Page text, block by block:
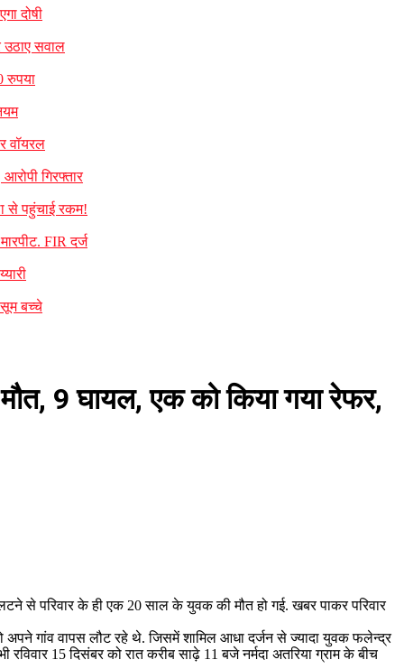
दोषी
उठाए सवाल
रुपया
वॉयरल
गिरफ्तार
से पहुंचाई रकम!
FIR दर्ज
बच्चे
9 घायल, एक को किया गया रेफर,
से परिवार के ही एक 20 साल के युवक की मौत हो गई. खबर पाकर परिवार
अपने गांव वापस लौट रहे थे. जिसमें शामिल आधा दर्जन से ज्यादा युवक फलेन्द्र
15 दिसंबर को रात करीब साढ़े 11 बजे नर्मदा अतरिया ग्राम के बीच